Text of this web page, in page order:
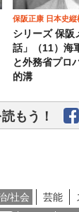
保阪正康 日本史縦
シリーズ 保阪
話」（11）海
と外務省プロ
的溝
もう！
/社会 芸能